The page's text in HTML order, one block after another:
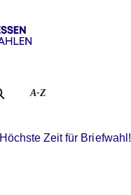
A-Z
Höchste Zeit für Briefwahl!